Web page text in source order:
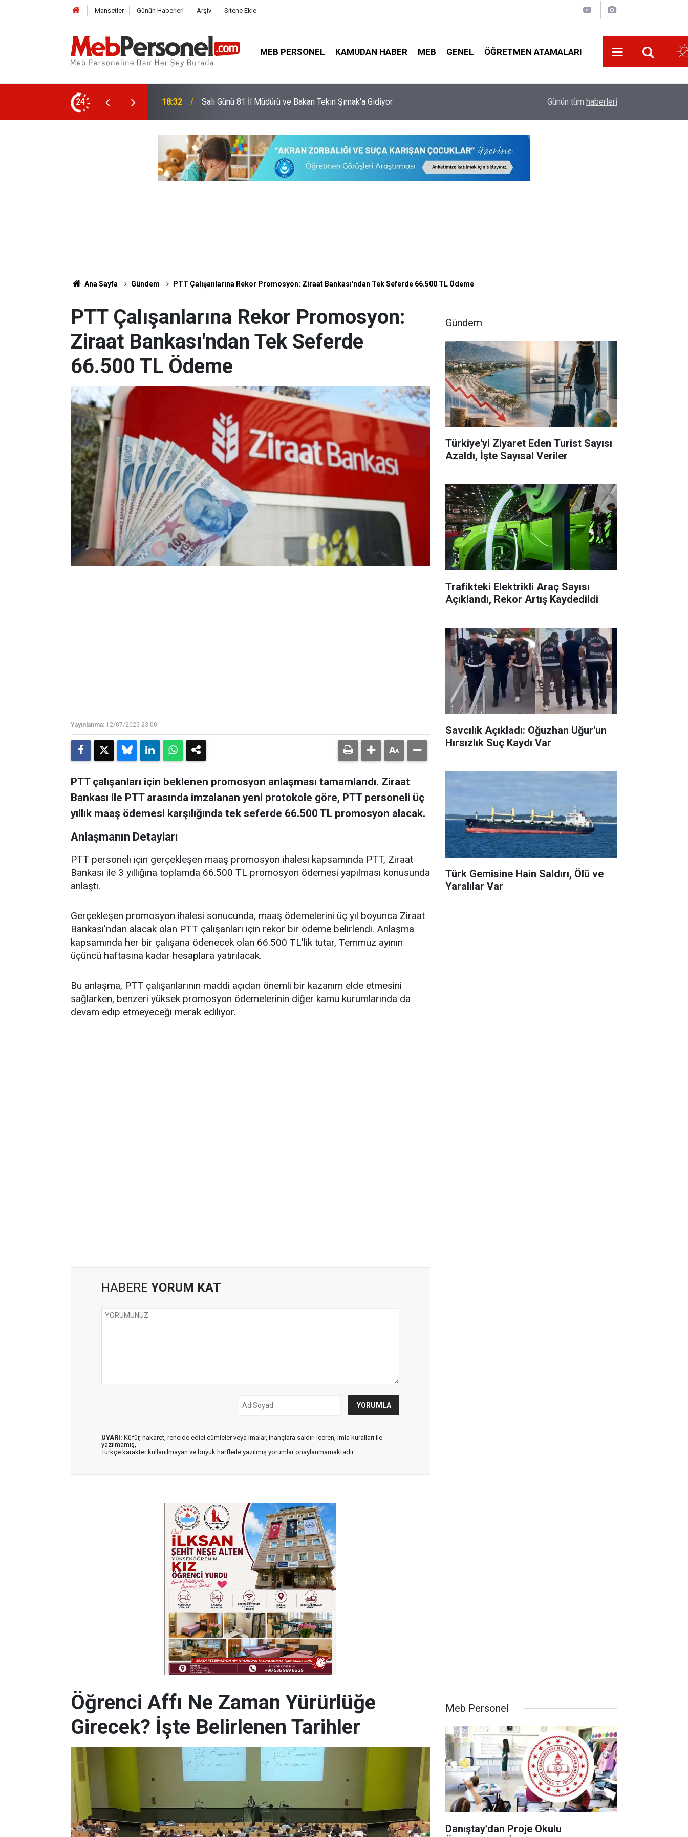
Manşetler Günün Haberleri Arşiv Sitene Ekle
MEB PERSONEL KAMUDAN HABER MEB GENEL ÖĞRETMEN ATAMALARI
24
Şırnak'a Gidiyor 17:32 Özür Grubu Atamalarında Öğretmenlere İkinci Alternatif Okulların İlk Haftası O Öğretmenlere Kutlama
Günün tüm haberleri
Ana Sayfa Gündem PTT Çalışanlarına Rekor Promosyon: Ziraat Bankası'ndan Tek Seferde 66.500 TL Ödeme
PTT Çalışanlarına Rekor Promosyon:
Ziraat Bankası'ndan Tek Seferde
66.500 TL Ödeme
Yayınlanma: 12/07/2025 23:00
PTT çalışanları için beklenen promosyon anlaşması tamamlandı. Ziraat
Bankası ile PTT arasında imzalanan yeni protokole göre, PTT personeli üç
yıllık maaş ödemesi karşılığında tek seferde 66.500 TL promosyon alacak.
Anlaşmanın Detayları
PTT personeli için gerçekleşen maaş promosyon ihalesi kapsamında PTT, Ziraat
Bankası ile 3 yıllığına toplamda 66.500 TL promosyon ödemesi yapılması konusunda
anlaştı.
Gerçekleşen promosyon ihalesi sonucunda, maaş ödemelerini üç yıl boyunca Ziraat
Bankası'ndan alacak olan PTT çalışanları için rekor bir ödeme belirlendi. Anlaşma
kapsamında her bir çalışana ödenecek olan 66.500 TL'lik tutar, Temmuz ayının
üçüncü haftasına kadar hesaplara yatırılacak.
Bu anlaşma, PTT çalışanlarının maddi açıdan önemli bir kazanım elde etmesini
sağlarken, benzeri yüksek promosyon ödemelerinin diğer kamu kurumlarında da
devam edip etmeyeceği merak ediliyor.
HABERE YORUM KAT
UYARI: Küfür, hakaret, rencide edici cümleler veya imalar, inançlara saldırı içeren, imla kuralları ile
yazılmamış,
Türkçe karakter kullanılmayan ve büyük harflerle yazılmış yorumlar onaylanmamaktadır.
Gündem
Türkiye'yi Ziyaret Eden Turist Sayısı
Azaldı, İşte Sayısal Veriler
Trafikteki Elektrikli Araç Sayısı
Açıklandı, Rekor Artış Kaydedildi
Savcılık Açıkladı: Oğuzhan Uğur'un
Hırsızlık Suç Kaydı Var
Türk Gemisine Hain Saldırı, Ölü ve
Yaralılar Var
Öğrenci Affı Ne Zaman Yürürlüğe
Girecek? İşte Belirlenen Tarihler
Meb Personel
Danıştay’dan Proje Okulu